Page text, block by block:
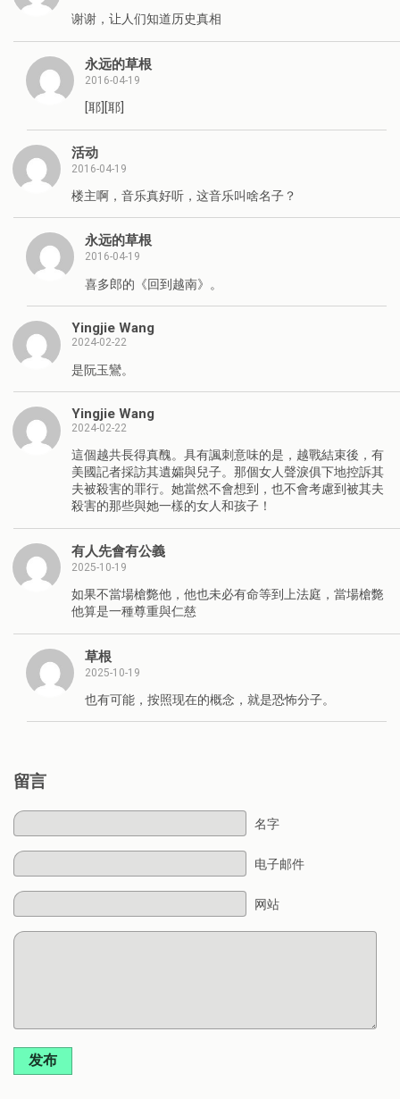
谢谢，让人们知道历史真相
永远的草根
2016-04-19
[耶][耶]
活动
2016-04-19
楼主啊，音乐真好听，这音乐叫啥名子？
永远的草根
2016-04-19
喜多郎的《回到越南》。
Yingjie Wang
2024-02-22
是阮玉鸞。
Yingjie Wang
2024-02-22
這個越共長得真醜。具有諷刺意味的是，越戰結束後，有
美國記者採訪其遺孀與兒子。那個女人聲淚俱下地控訴其
夫被殺害的罪行。她當然不會想到，也不會考慮到被其夫
殺害的那些與她一樣的女人和孩子！
有人先會有公義
2025-10-19
如果不當場槍斃他，他也未必有命等到上法庭，當場槍斃
他算是一種尊重與仁慈
草根
2025-10-19
也有可能，按照现在的概念，就是恐怖分子。
留言
名字
电子邮件
网站
发布